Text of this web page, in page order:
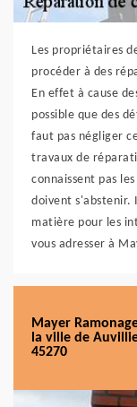
Les propriétaires
procéder à des
En effet à cause
possible que des
faut pas négliger
travaux de
connaissent pas
doivent s'abstenir.
matière pour les
vous adresser à
Mayer
la ville de
45270